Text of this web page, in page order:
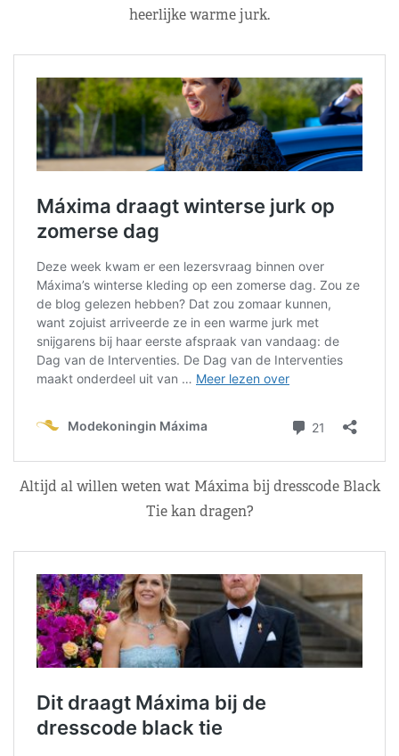
heerlijke warme jurk.
Altijd al willen weten wat Máxima bij dresscode Black
Tie kan dragen?